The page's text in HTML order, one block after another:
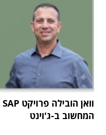
המחשוב ב-ג'וינט